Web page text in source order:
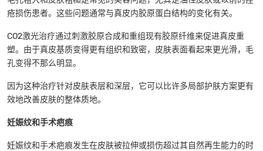
疮损伤患者。这些问题通常与真皮内胶原蛋白结构的变化有关。
CO2激光治疗通过刺激胶原合成和重组现有胶原纤维来促进真皮重
塑。由于真皮基质变得更有组织和致密，皮肤表面看起来更光滑，毛
孔变得不那么明显。
因为这种治疗针对皮肤表层和深层，它可以比许多局部护肤方案更有
效地改善皮肤的整体质地。
妊娠纹和手术疤痕
妊娠纹和手术疤痕发生在皮肤被拉伸或损伤超过其自然再生能力的时